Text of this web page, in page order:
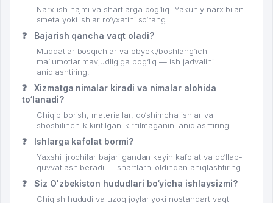
Narx ish hajmi va shartlarga bog‘liq. Yakuniy narx bilan
smeta yoki ishlar ro‘yxatini so‘rang.
❓ Bajarish qancha vaqt oladi?
Muddatlar bosqichlar va obyekt/boshlang‘ich
ma’lumotlar mavjudligiga bog‘liq — ish jadvalini
aniqlashtiring.
❓
Xizmatga nimalar kiradi va nimalar alohida
to‘lanadi?
Chiqib borish, materiallar, qo‘shimcha ishlar va
shoshilinchlik kiritilgan-kiritilmaganini aniqlashtiring.
❓ Ishlarga kafolat bormi?
Yaxshi ijrochilar bajarilgandan keyin kafolat va qo‘llab-
quvvatlash beradi — shartlarni oldindan aniqlashtiring.
❓ Siz O'zbekiston hududlari bo‘yicha ishlaysizmi?
Chiqish hududi va uzoq joylar yoki nostandart vaqt